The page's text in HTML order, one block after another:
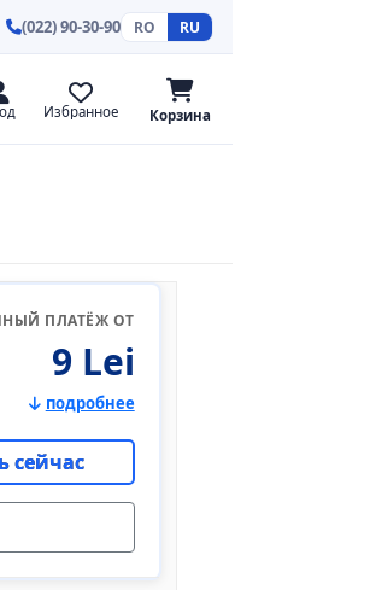
(022) 90-30-90 RO RU
Избранное Корзина
ПЛАТЁЖ ОТ
9 Lei
подробнее
сейчас